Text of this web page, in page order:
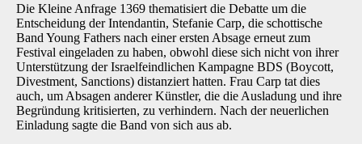
Die Kleine Anfrage 1369 thematisiert die Debatte um die
Entscheidung der Intendantin, Stefanie Carp, die schottische
Band Young Fathers nach einer ersten Absage erneut zum
Festival eingeladen zu haben, obwohl diese sich nicht von ihrer
Unterstützung der Israel­feindlichen Kampagne BDS (Boycott,
Divestment, Sanctions) distanziert hatten. Frau Carp tat dies
auch, um Absagen anderer Künstler, die die Ausladung und ihre
Begründung kritisierten, zu verhindern. Nach der neuerlichen
Einladung sagte die Band von sich aus ab.